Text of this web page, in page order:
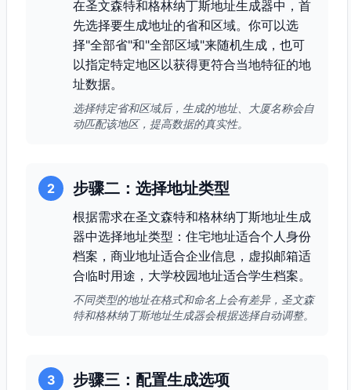
在圣文森特和格林纳丁斯地址生成器中，首
先选择要生成地址的省和区域。你可以选
择"全部省"和"全部区域"来随机生成，也可
以指定特定地区以获得更符合当地特征的地
址数据。
选择特定省和区域后，生成的地址、大厦名称会自
动匹配该地区，提高数据的真实性。
2 步骤二：选择地址类型
根据需求在圣文森特和格林纳丁斯地址生成
器中选择地址类型：住宅地址适合个人身份
档案，商业地址适合企业信息，虚拟邮箱适
合临时用途，大学校园地址适合学生档案。
不同类型的地址在格式和命名上会有差异，圣文森
特和格林纳丁斯地址生成器会根据选择自动调整。
3 步骤三：配置生成选项